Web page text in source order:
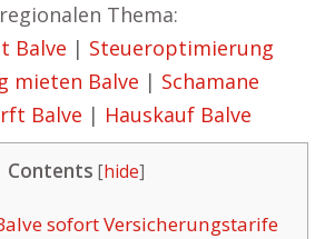
Thema:
Balve | Steueroptimierung
mieten Balve | Schamane
Balve | Hauskauf Balve
Contents [hide]
sofort Versicherungstarife